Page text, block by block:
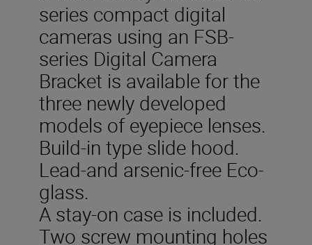
series compact digital
cameras using an FSB-
series Digital Camera
Bracket is available for the
three newly developed
models of eyepiece lenses.
Build-in type slide hood.
Lead-and arsenic-free Eco-
glass.
A stay-on case is included.
Two screw mounting holes